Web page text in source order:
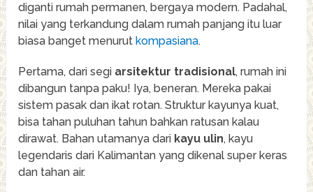
diganti rumah permanen, bergaya modern. Padahal,
nilai yang terkandung dalam rumah panjang itu luar
biasa banget menurut kompasiana.
Pertama, dari segi arsitektur tradisional, rumah ini
dibangun tanpa paku! Iya, beneran. Mereka pakai
sistem pasak dan ikat rotan. Struktur kayunya kuat,
bisa tahan puluhan tahun bahkan ratusan kalau
dirawat. Bahan utamanya dari kayu ulin, kayu
legendaris dari Kalimantan yang dikenal super keras
dan tahan air.